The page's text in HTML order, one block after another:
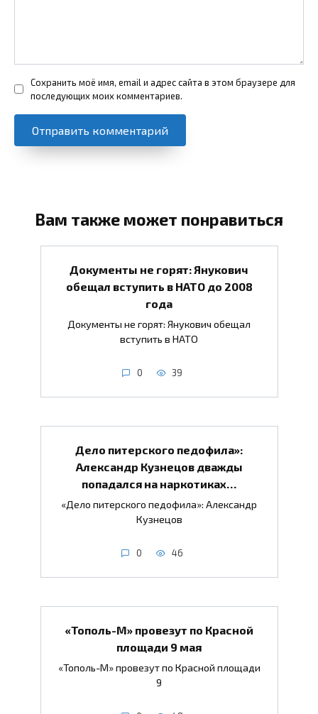
Сохранить моё имя, email и адрес сайта в этом браузере для
последующих моих комментариев.
Вам также может понравиться
Документы не горят: Янукович
обещал вступить в НАТО до 2008
года
Документы не горят: Янукович обещал
вступить в НАТО
0 39
Дело питерского педофила»:
Александр Кузнецов дважды
попадался на наркотиках…
«Дело питерского педофила»: Александр
Кузнецов
0 46
«Тополь-М» провезут по Красной
площади 9 мая
«Тополь-М» провезут по Красной площади
9